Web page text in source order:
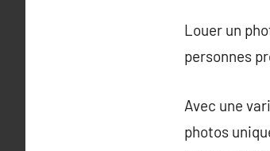
Louer un
personnes
Avec une
photos